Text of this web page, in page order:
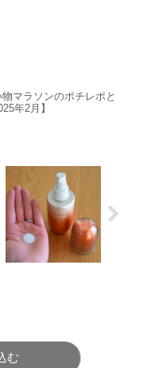
物マラソンのポチレポと
年2月】
む